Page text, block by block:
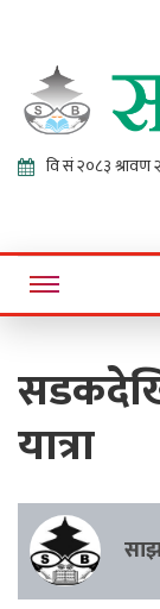
Online News Portal
यात्रा